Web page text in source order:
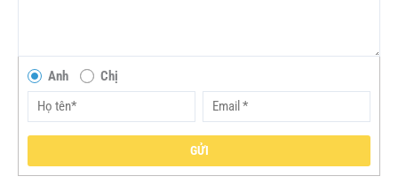
Anh Chị
GỬI